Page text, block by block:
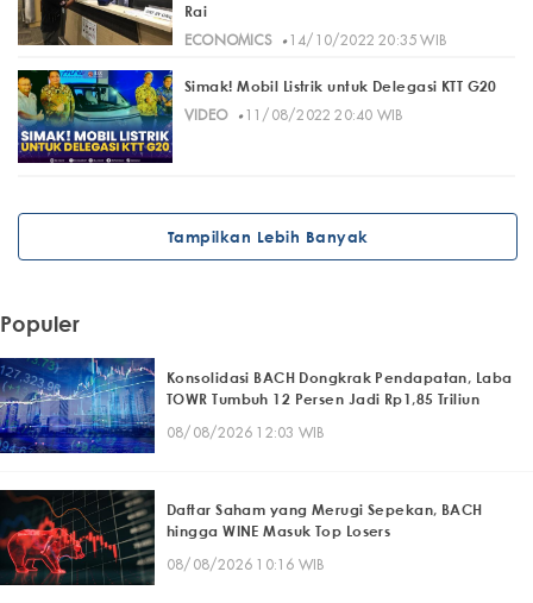
Rai
ECONOMICS· 14/10/2022 20:35 WIB
Simak! Mobil Listrik untuk Delegasi KTT G20
VIDEO· 11/08/2022 20:40 WIB
Tampilkan Lebih Banyak
Populer
Konsolidasi BACH Dongkrak Pendapatan, Laba
TOWR Tumbuh 12 Persen Jadi Rp1,85 Triliun
08/08/2026 12:03 WIB
Daftar Saham yang Merugi Sepekan, BACH
hingga WINE Masuk Top Losers
08/08/2026 10:16 WIB